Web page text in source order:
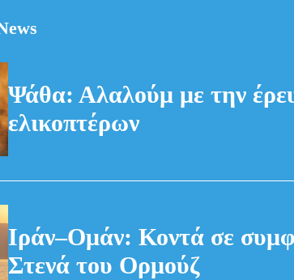
Ψάθα: Αλαλούμ με την
ελικοπτέρων
Ιράν–Ομάν: Κοντά σε
Στενά του Ορμούζ